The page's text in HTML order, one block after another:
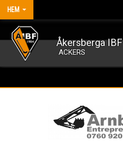
HEM
Åkersberga IBF
ACKERS